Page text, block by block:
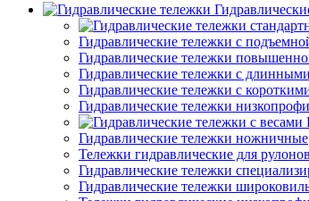
Гидравлические тележки с
Гидравлические тележки
Гидравлические тележки с
Гидравлические тележки с
Гидравлические тележки
Гидравлические тележки ножничные
Тележки гидравлические для рулонов
Гидравлические тележки
Гидравлические тележки